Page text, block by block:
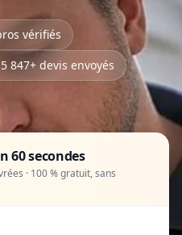
vérifiés
847+ devis envoyés
60 secondes
· 100 % gratuit, sans